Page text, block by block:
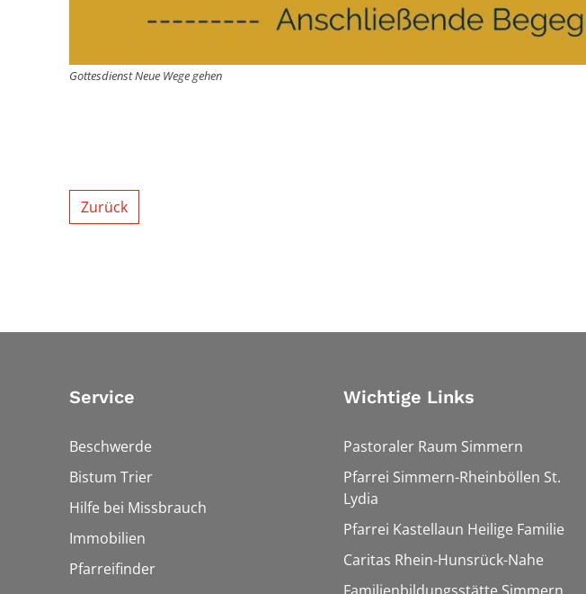
Gottesdienst Neue Wege gehen
Zurück
Service
Beschwerde
Bistum Trier
Hilfe bei Missbrauch
Immobilien
Pfarreifinder
Wichtige Links
Pastoraler Raum Simmern
Pfarrei Simmern-Rheinböllen St.
Lydia
Pfarrei Kastellaun Heilige Familie
Caritas Rhein-Hunsrück-Nahe